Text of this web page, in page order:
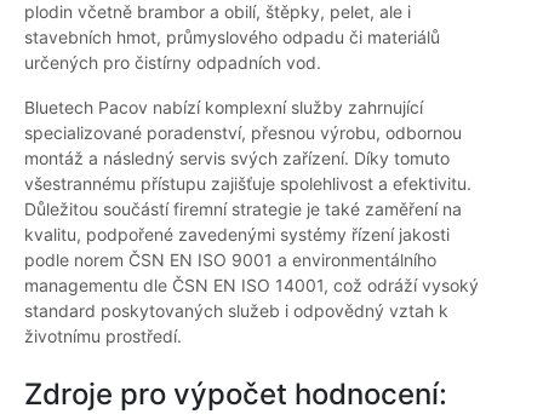
plodin včetně brambor a obilí, štěpky, pelet, ale i
stavebních hmot, průmyslového odpadu či materiálů
určených pro čistírny odpadních vod.
Bluetech Pacov nabízí komplexní služby zahrnující
specializované poradenství, přesnou výrobu, odbornou
montáž a následný servis svých zařízení. Díky tomuto
všestrannému přístupu zajišťuje spolehlivost a efektivitu.
Důležitou součástí firemní strategie je také zaměření na
kvalitu, podpořené zavedenými systémy řízení jakosti
podle norem ČSN EN ISO 9001 a environmentálního
managementu dle ČSN EN ISO 14001, což odráží vysoký
standard poskytovaných služeb i odpovědný vztah k
životnímu prostředí.
Zdroje pro výpočet hodnocení: